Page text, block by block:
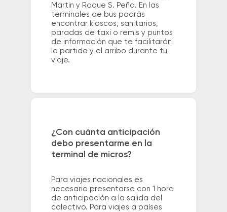
Martin y Roque S. Peña. En las
terminales de bus podrás
encontrar kioscos, sanitarios,
paradas de taxi o remis y puntos
de información que te facilitarán
la partida y el arribo durante tu
viaje.
¿Con cuánta anticipación
debo presentarme en la
terminal de micros?
Para viajes nacionales es
necesario presentarse con 1 hora
de anticipación a la salida del
colectivo. Para viajes a países